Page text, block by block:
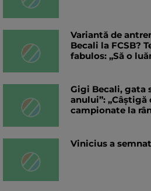
Variantă de
Becali la FCSB?
fabulos: „Să o
Gigi Becali, gata
anului”:
campionate la
Vinicius a